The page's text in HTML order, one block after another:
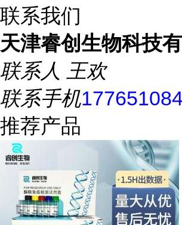
联系我们
天津睿创生物科技
联系人 王欢
联系手机
推荐产品